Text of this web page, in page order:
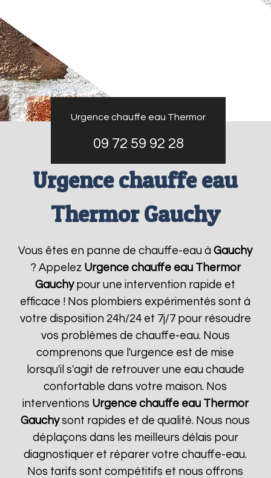
Urgence chauffe eau Thermor
09 72 59 92 28
Urgence chauffe eau
Thermor Gauchy
Vous êtes en panne de chauffe-eau àGauchy
? Appelez Urgence chauffe eau Thermor
Gauchypour une intervention rapide et
efficace ! Nos plombiers expérimentés sont à
votre disposition 24h/24 et 7j/7 pour résoudre
vos problèmes de chauffe-eau. Nous
comprenons que l'urgence est de mise
lorsqu'il s'agit de retrouver une eau chaude
confortable dans votre maison. Nos
interventions Urgence chauffe eau Thermor
Gauchysont rapides et de qualité. Nous nous
déplaçons dans les meilleurs délais pour
diagnostiquer et réparer votre chauffe-eau.
Nos tarifs sont compétitifs et nous offrons